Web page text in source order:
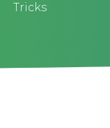
Tricks